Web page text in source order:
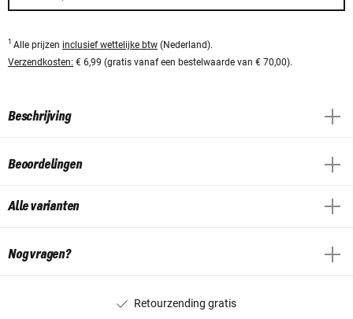
1 Alle prijzen inclusief wettelijke btw (Nederland).
Verzendkosten: € 6,99 (gratis vanaf een bestelwaarde van € 70,00).
Beschrijving
Beoordelingen
Alle varianten
Nog vragen?
Retourzending gratis